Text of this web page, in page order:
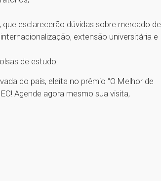
esclarecerão dúvidas sobre mercado de
extensão universitária e
de estudo.
do país, eleita no prêmio “O Melhor de
Agende agora mesmo sua visita,